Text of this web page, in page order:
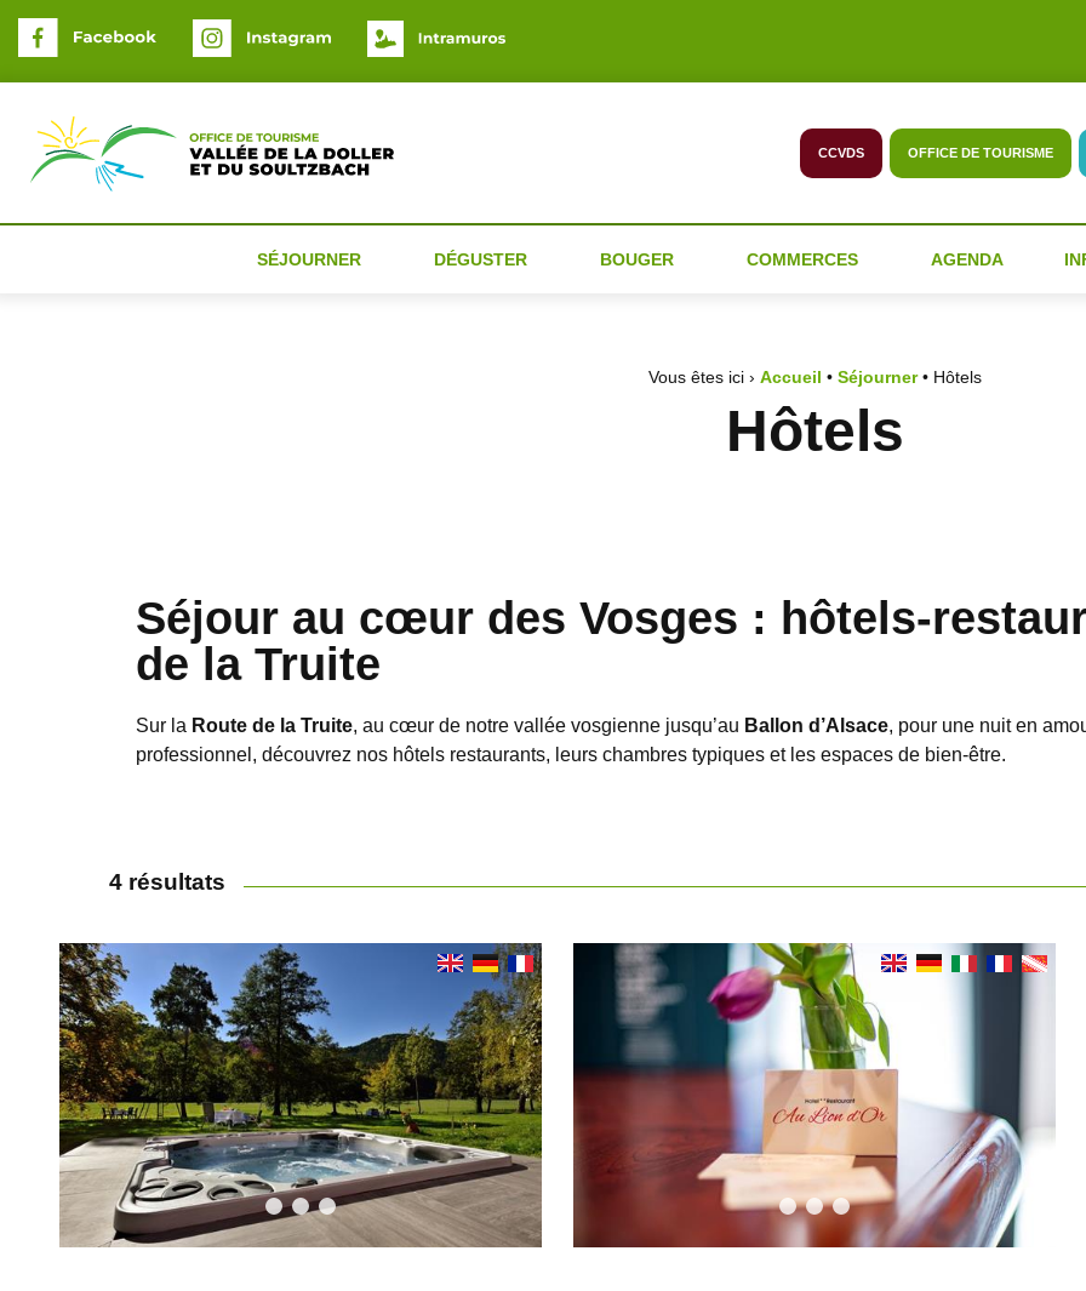
CCVDS OFFICE DE TOURISME
SÉJOURNER DÉGUSTER BOUGER COMMERCES AGENDA
Vous êtes ici › Accueil • Séjourner• Hôtels
Hôtels
Séjour au cœur des Vosges : hôtels-
de la Truite
Sur la Route de la Truite, au cœur de notre vallée vosgienne jusqu’au Ballon d’Alsace, pour une nuit en
professionnel, découvrez nos hôtels restaurants, leurs chambres typiques et les espaces de bien-être.
4 résultats
Panneau de gestion des cookies